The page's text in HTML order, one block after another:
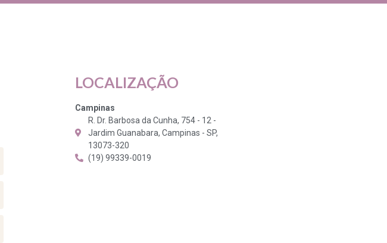
LOCALIZAÇÃO
Campinas
R. Dr. Barbosa da Cunha, 754 - 12 -
Jardim Guanabara, Campinas - SP,
13073-320
(19) 99339-0019